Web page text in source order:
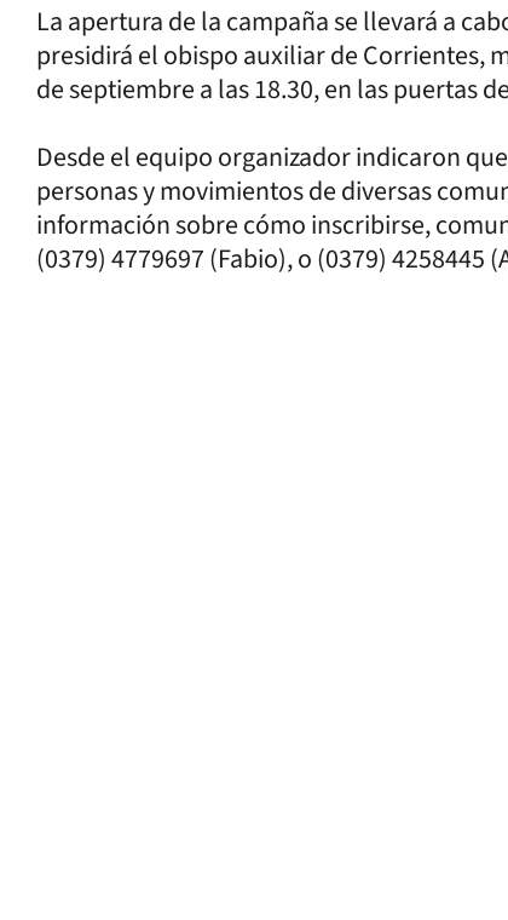
La apertura de la campaña se llevará a
presidirá el obispo auxiliar de Corrientes,
de septiembre a las 18.30, en las puertas
Desde el equipo organizador indicaron
personas y movimientos de diversas
información sobre cómo inscribirse,
(0379) 4779697 (Fabio), o (0379) 4258445